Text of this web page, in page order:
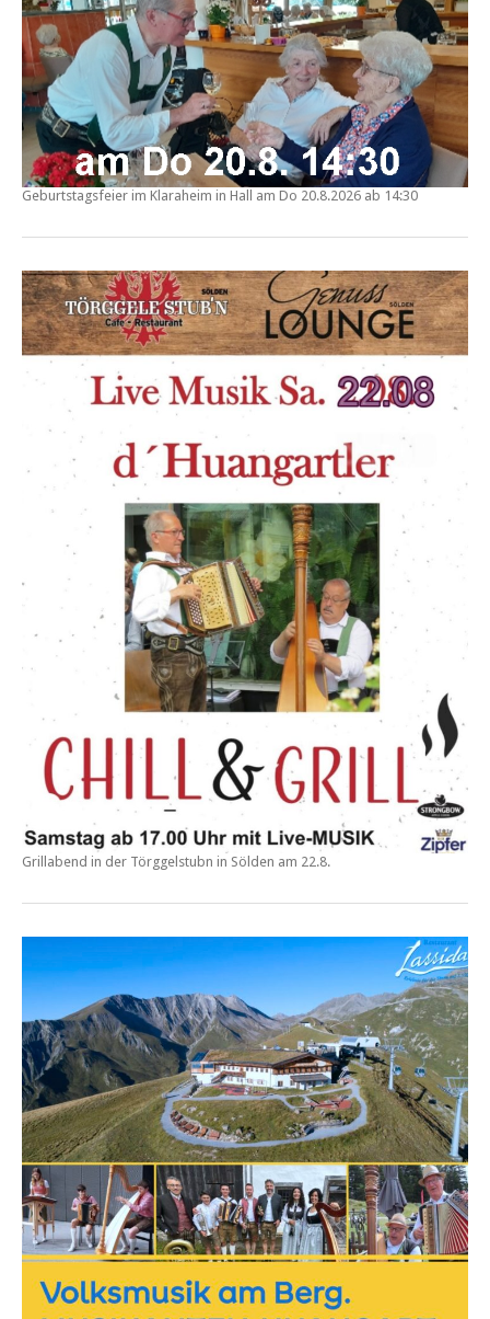
Geburtstagsfeier im Klaraheim in Hall am Do 20.8.2026 ab 14:30
Grillabend in der Törggelstubn in Sölden am 22.8.